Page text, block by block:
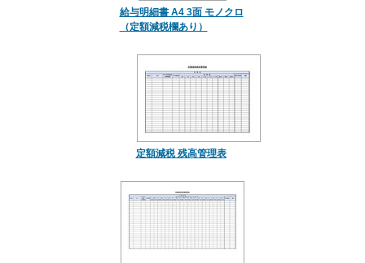
給与明細書 A4 3面 モノクロ
（定額減税欄あり）
定額減税 残高管理表